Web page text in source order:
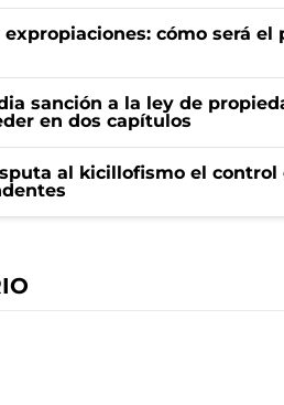
expropiaciones: cómo será
sanción a la ley de
en dos capítulos
al kicillofismo el control